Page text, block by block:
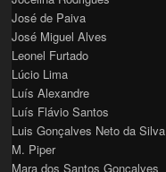
José de Paiva
José Miguel Alves
Leonel Furtado
Lúcio Lima
Luís Alexandre
Luís Flávio Santos
Luis Gonçalves Neto da Silva
M. Piper
Mara dos Santos Gonçalves